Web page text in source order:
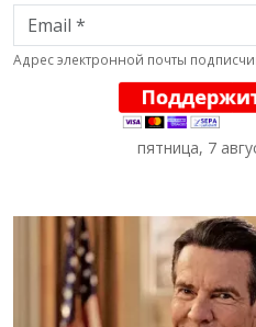
Email
Адрес электронной почты
пятница, 7